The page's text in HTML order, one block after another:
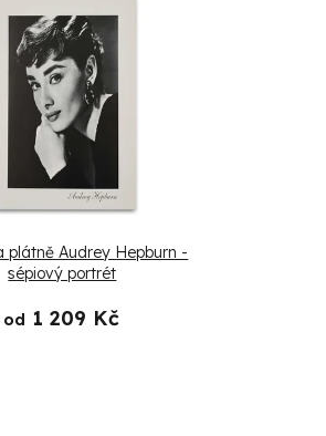
plátně Audrey Hepburn -
sépiový portrét
od 1 209 Kč